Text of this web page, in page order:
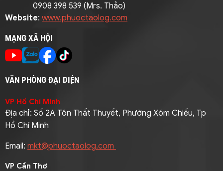
0908 398 539 (Mrs. Thảo)
Website: www.phuoctaolog.com
MẠNG XÃ HỘI
VĂN PHÒNG ĐẠI DIỆN
VP Hồ Chí Minh
Địa chỉ: Số 2A Tôn Thất Thuyết, Phường Xóm Chiếu, Tp
Hồ Chí Minh
Email: mkt@phuoctaolog.com
VP Cần Thơ